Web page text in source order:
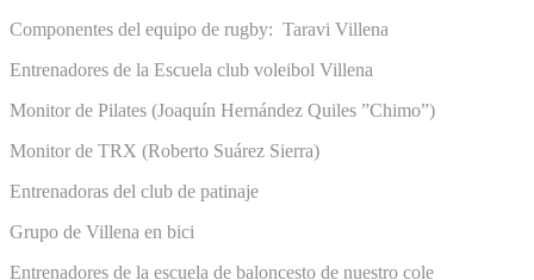
Componentes del equipo de rugby: Taravi Villena
Entrenadores de la Escuela club voleibol Villena
Monitor de Pilates (Joaquín Hernández Quiles ”Chimo”)
Monitor de TRX (Roberto Suárez Sierra)
Entrenadoras del club de patinaje
Grupo de Villena en bici
Entrenadores de la escuela de baloncesto de nuestro cole